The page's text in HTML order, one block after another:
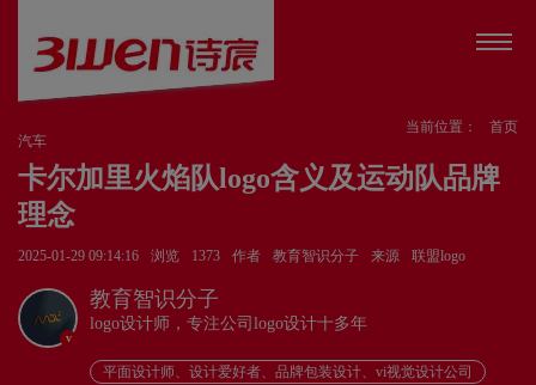
当前位置：
首页
汽车
卡尔加里火焰队logo含义及运动队品牌
理念
2025-01-29 09:14:16 浏览 1373 作者 教育智识分子 来源 联盟logo
v
教育智识分子
logo设计师，专注公司logo设计十多年
平面设计师、设计爱好者、品牌包装设计、vi视觉设计公司